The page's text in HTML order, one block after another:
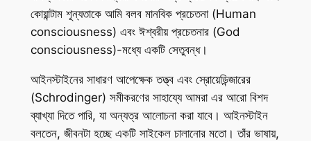
কোয়ান্টাম শূন্যতাকে আমি বলব মানবিক প্রচেতনা (Human
consciousness) এবং ঈশ্বরীয় প্রচেতনার (God
consciousness)-মধ্যে একটি সেতুবন্ধ।
আইনস্টাইনের সাধারণ আপেক্ষেক তত্ত্ব এবং স্রোয়েডিন্জারের
(Schrodinger) সমীকরণের সাহায্যে আমরা এর আরো বিশদ
ব্যাখ্যা দিতে পারি, যা অন্যত্র আলোচনা করা যাবে। আইনস্টাইন
বলতেন, জীবনটা হচ্ছে একটি সাইকেল চালানোর মতো। তাঁর ভাষায়,